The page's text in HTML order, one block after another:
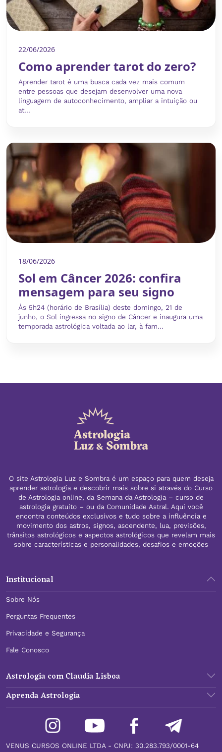
22/06/2026
Como aprender tarot do zero?
Aprender tarot é uma busca cada vez mais comum
entre pessoas que desejam desenvolver uma nova
linguagem de autoconhecimento, ampliar a intuição ou
at...
18/06/2026
Sol em Câncer 2026: confira
mensagem para seu signo
Às 5h24 (horário de Brasília) deste domingo, 21 de
junho, o Sol ingressa no signo de Câncer e inaugura uma
temporada astrológica voltada ao lar, à fam...
O site Astrologia Luz e Sombra é um espaço para quem deseja
aprender astrologia e descobrir mais sobre si através do Curso
de Astrologia online, da Semana da Astrologia – curso de
astrologia gratuito – ou da Comunidade Astral. Aqui você
encontra conteúdos exclusivos e tudo sobre a influência e
movimento dos astros, signos, ascendente, lua, previsões,
trânsitos astrológicos e aspectos astrológicos que revelam mais
sobre características e personalidades, desafios e emoções
Institucional
Sobre Nós
Perguntas Frequentes
Privacidade e Segurança
Fale Conosco
Astrologia com Claudia Lisboa
Aprenda Astrologia
VENUS CURSOS ONLINE LTDA - CNPJ: 30.283.793/0001-64